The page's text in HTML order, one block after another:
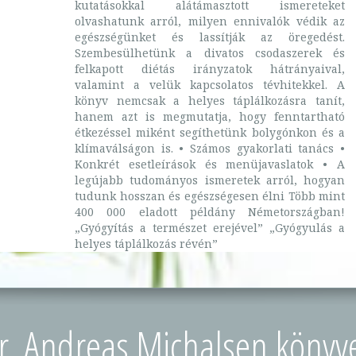
kutatásokkal alátámasztott ismereteket
olvashatunk arról, milyen ennivalók védik az
egészségünket és lassítják az öregedést.
Szembesülhetünk a divatos csodaszerek és
felkapott diétás irányzatok hátrányaival,
valamint a velük kapcsolatos tévhitekkel. A
könyv nemcsak a helyes táplálkozásra tanít,
hanem azt is megmutatja, hogy fenntartható
étkezéssel miként segíthetünk bolygónkon és a
klímaválságon is. • Számos gyakorlati tanács •
Konkrét esetleírások és menüjavaslatok • A
legújabb tudományos ismeretek arról, hogyan
tudunk hosszan és egészségesen élni Több mint
400 000 eladott példány Németországban!
„Gyógyítás a természet erejével” „Gyógyulás a
helyes táplálkozás révén”